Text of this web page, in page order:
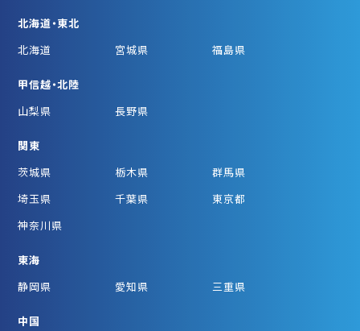
北海道・東北
北海道
宮城県 福島県
甲信越・北陸
山梨県
長野県
関東
茨城県
栃木県
群馬県
埼玉県
千葉県
東京都
神奈川県
東海
静岡県
愛知県 三重県
中国